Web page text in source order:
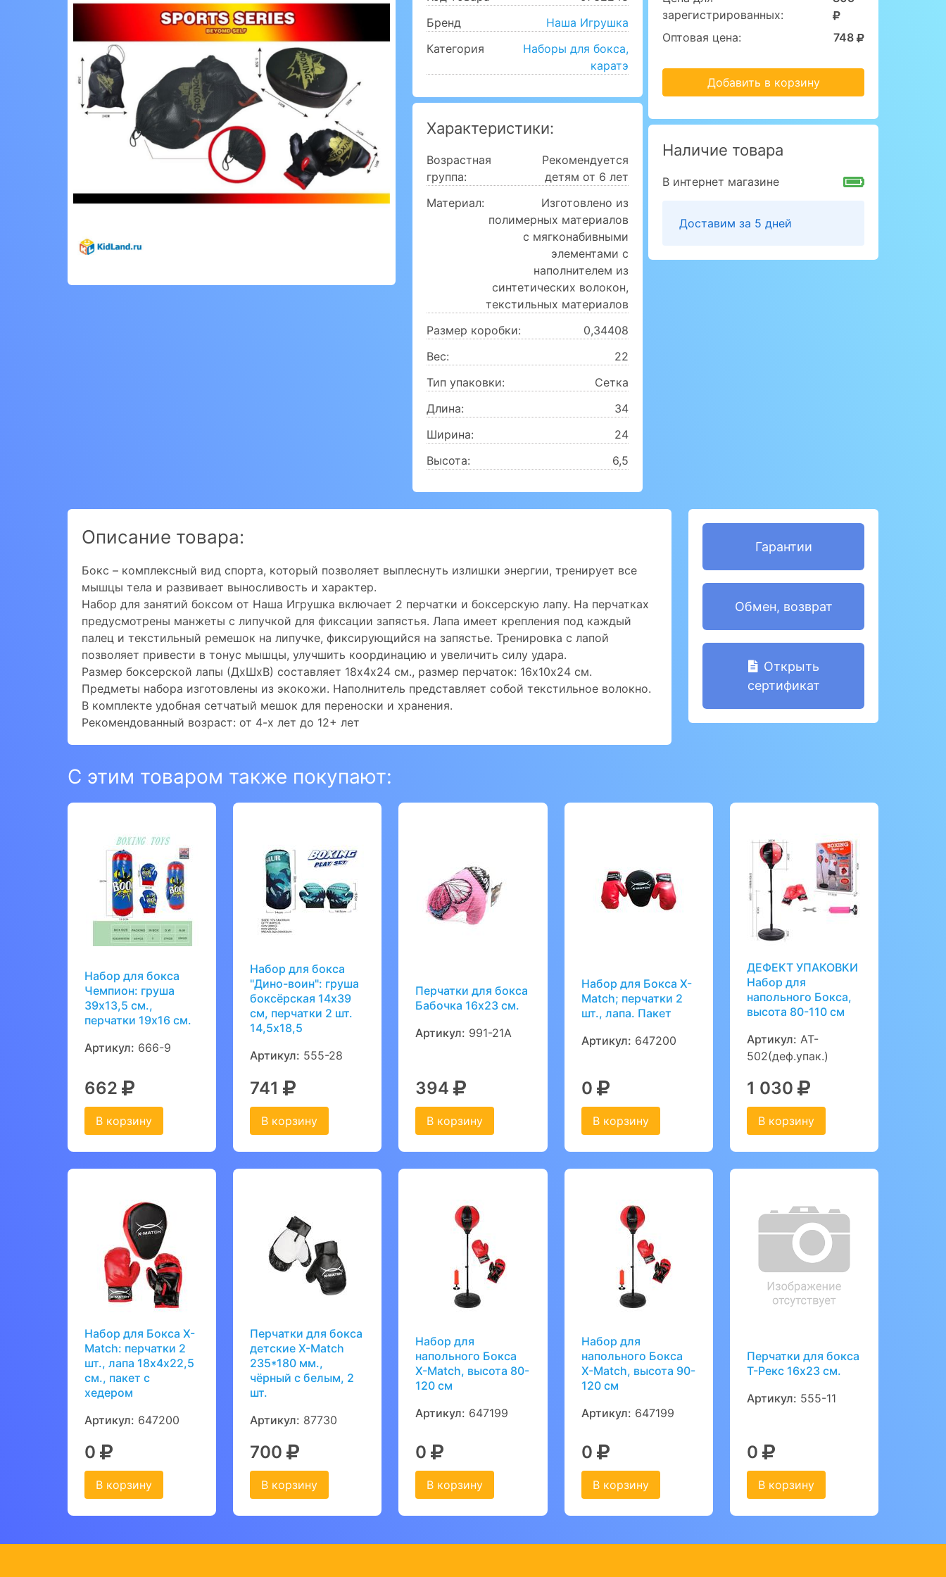
Бренд
Наша Игрушка
Категория
Наборы для бокса,
каратэ
Характеристики:
Возрастная
группа:
Рекомендуется
детям от 6 лет
Материал:
Изготовлено из
полимерных материалов
c мягконабивными
элементами с
наполнителем из
синтетических волокон,
текстильных материалов
Размер коробки:
0,34408
Вес:
22
Тип упаковки:
Сетка
Длина:
34
Ширина:
24
Высота:
6,5
зарегистрированных:
Оптовая цена: 748
Добавить в корзину
Наличие товара
В интернет магазине
Доставим за 5 дней
Описание товара:
Бокс – комплексный вид спорта, который позволяет выплеснуть излишки энергии, тренирует все
мышцы тела и развивает выносливость и характер.
Набор для занятий боксом от Наша Игрушка включает 2 перчатки и боксерскую лапу. На перчатках
предусмотрены манжеты с липучкой для фиксации запястья. Лапа имеет крепления под каждый
палец и текстильный ремешок на липучке, фиксирующийся на запястье. Тренировка с лапой
позволяет привести в тонус мышцы, улучшить координацию и увеличить силу удара.
Размер боксерской лапы (ДхШхВ) составляет 18х4х24 см., размер перчаток: 16х10х24 см.
Предметы набора изготовлены из экокожи. Наполнитель представляет собой текстильное волокно.
В комплекте удобная сетчатый мешок для переноски и хранения.
Рекомендованный возраст: от 4-х лет до 12+ лет
Гарантии
Обмен, возврат
Открыть
сертификат
С этим товаром также покупают:
Набор для бокса
Чемпион: груша
39х13,5 см.,
перчатки 19х16 см.
Артикул: 666-9
662
В корзину
Набор для бокса
"Дино-воин": груша
боксёрская 14х39
см, перчатки 2 шт.
14,5х18,5
Артикул: 555-28
741
В корзину
Перчатки для бокса
Бабочка 16х23 см.
Артикул: 991-21A
394
В корзину
Набор для Бокса Х-
Match; перчатки 2
шт., лапа. Пакет
Артикул: 647200
0
В корзину
ДЕФЕКТ УПАКОВКИ
Набор для
напольного Бокса,
высота 80-110 см
Артикул: AT-
502(деф.упак.)
1 030
В корзину
Набор для Бокса Х-
Match: перчатки 2
шт., лапа 18х4х22,5
см., пакет с
хедером
Артикул: 647200
0
В корзину
Перчатки для бокса
детские X-Matсh
235*180 мм.,
чёрный с белым, 2
шт.
Артикул: 87730
700
В корзину
Набор для
напольного Бокса
Х-Match, высота 80-
120 см
Артикул: 647199
0
В корзину
Набор для
напольного Бокса
Х-Match, высота 90-
120 см
Артикул: 647199
0
В корзину
Перчатки для бокса
Т-Рекс 16х23 см.
Артикул: 555-11
0
В корзину